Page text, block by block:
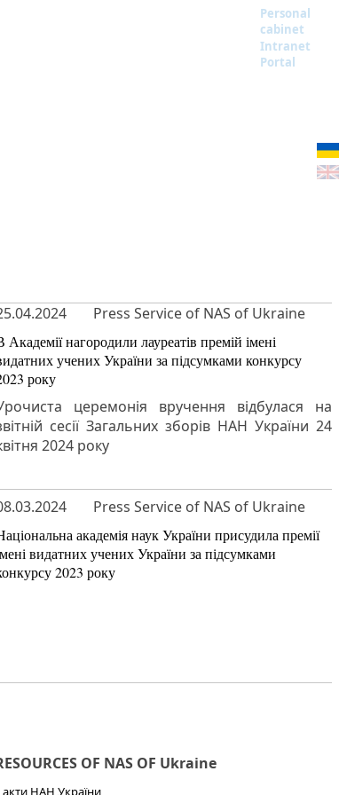
Personal
cabinet
Intranet
Portal
Press Service of NAS of Ukraine
Академії нагородили лауреатів премій імені
учених України за підсумками конкурсу
року
церемонія вручення відбулася на
сесії Загальних зборів НАН України 24
2024 року
Press Service of NAS of Ukraine
академія наук України присудила премії
видатних учених України за підсумками
2023 року
OF NAS OF Ukraine
НАН України